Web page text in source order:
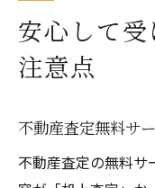
安心して
注意点
不動産査定無料サ
不動産査定の無料サ